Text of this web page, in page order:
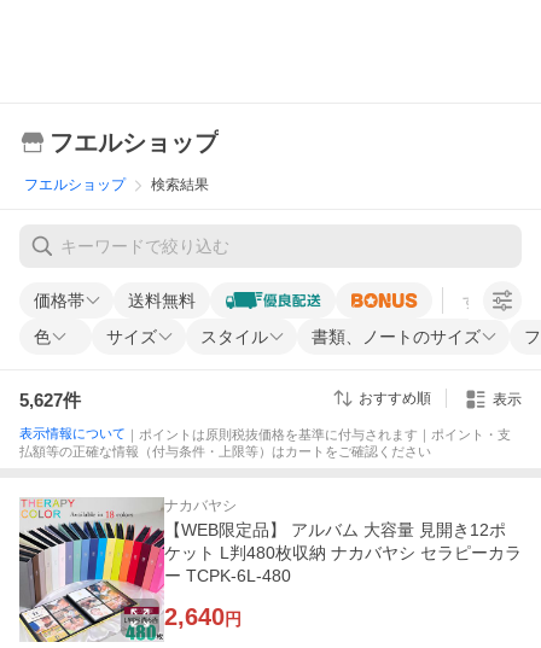
フエルショップ
フエルショップ 検索結果
価格帯 送料無料 すべての条
色 サイズ スタイル 書類、ノートのサイズ
5,627件 おすすめ順 表示
表示情報について ｜ポイントは原則税抜価格を基準に付与されます｜ポイント・支
払額等の正確な情報（付与条件・上限等）はカートをご確認ください
ナカバヤシ
【WEB限定品】 アルバム 大容量 見開き12ポ
ケット L判480枚収納 ナカバヤシ セラピーカラ
ー TCPK-6L-480
2,640円